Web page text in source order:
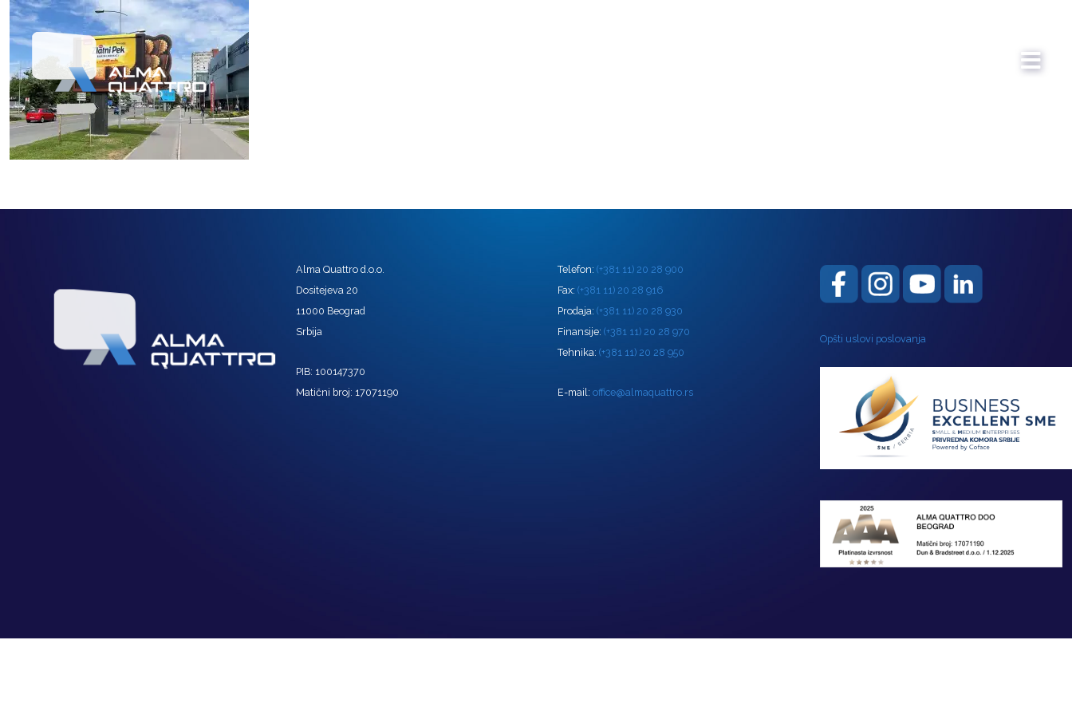
Alma Quattro d.o.o.
Dositejeva 20
11000 Beograd
Srbija
PIB: 100147370
Matični broj: 17071190
Telefon: (+381 11) 20 28 900
Fax: (+381 11) 20 28 916
Prodaja: (+381 11) 20 28 930
Finansije: (+381 11) 20 28 970
Tehnika: (+381 11) 20 28 950
E-mail: office@almaquattro.rs
Opšti uslovi poslovanja